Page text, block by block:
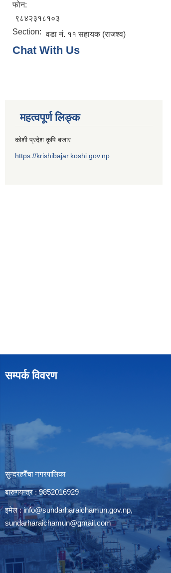
फोन:
९८४२३१८१०३
Section: वडा नं. ११ सहायक (राजश्व)
Chat With Us
महत्वपूर्ण लिङ्क
कोशी प्रदेश कृषि बजार
https://krishibajar.koshi.gov.np
सम्पर्क विवरण
सुन्दरहरैँचा नगरपालिका
बारुणयन्त्र : 9852016929
इमेल :info@sundarharaichamun.gov.np,
sundarharaichamun@gmail.com